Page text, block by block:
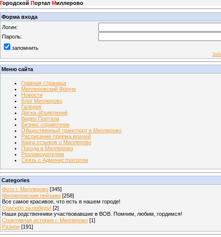
Городской Портал Миллерово
Форма входа
Логин:
Пароль:
запомнить
Меню сайта
Главная страница
Миллеровский Форум
Новости
Блог Миллерово
Галерея
Доска объявлений
Видео Портала
Бизнес справочник
Общественный транспорт в Миллерово
Расписание приема врачей
Книга отзывов о Миллерово
Погода в Миллерово
Рекламодателям
Связь с Администратором
Categories
Фото г. Миллерово [345]
Миллеровские пейзажи [258]
Все самое красивое, что есть в нашем городе!
Спасибо за победу! [2]
Наши родственники участвовавшие в ВОВ. Помним, любим, гордимся!
Спортивная история г. Миллерово [1]
Разное [191]